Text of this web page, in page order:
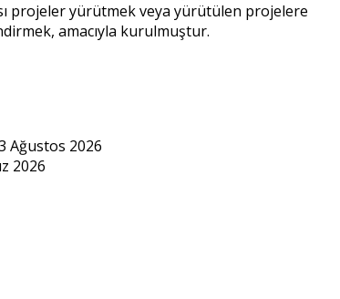
projeler yürütmek veya yürütülen projelere
amacıyla kurulmuştur.
Ağustos 2026
2026